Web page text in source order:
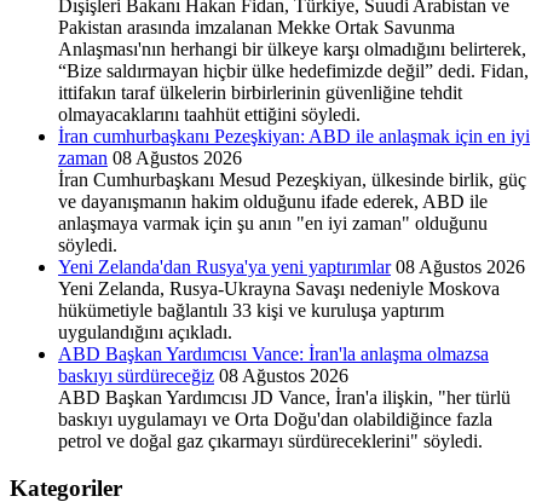
Dışişleri Bakanı Hakan Fidan, Türkiye, Suudi Arabistan ve
Pakistan arasında imzalanan Mekke Ortak Savunma
Anlaşması'nın herhangi bir ülkeye karşı olmadığını belirterek,
“Bize saldırmayan hiçbir ülke hedefimizde değil” dedi. Fidan,
ittifakın taraf ülkelerin birbirlerinin güvenliğine tehdit
olmayacaklarını taahhüt ettiğini söyledi.
İran cumhurbaşkanı Pezeşkiyan: ABD ile anlaşmak için en iyi
zaman 08 Ağustos 2026
İran Cumhurbaşkanı Mesud Pezeşkiyan, ülkesinde birlik, güç
ve dayanışmanın hakim olduğunu ifade ederek, ABD ile
anlaşmaya varmak için şu anın "en iyi zaman" olduğunu
söyledi.
Yeni Zelanda'dan Rusya'ya yeni yaptırımlar 08 Ağustos 2026
Yeni Zelanda, Rusya-Ukrayna Savaşı nedeniyle Moskova
hükümetiyle bağlantılı 33 kişi ve kuruluşa yaptırım
uygulandığını açıkladı.
ABD Başkan Yardımcısı Vance: İran'la anlaşma olmazsa
baskıyı sürdüreceğiz 08 Ağustos 2026
ABD Başkan Yardımcısı JD Vance, İran'a ilişkin, "her türlü
baskıyı uygulamayı ve Orta Doğu'dan olabildiğince fazla
petrol ve doğal gaz çıkarmayı sürdüreceklerini" söyledi.
Kategoriler